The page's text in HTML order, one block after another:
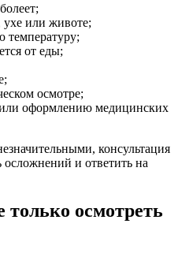
ухе или животе;
температуру;
от еды;
осмотре;
оформлению медицинских
консультация
и ответить на
осмотреть